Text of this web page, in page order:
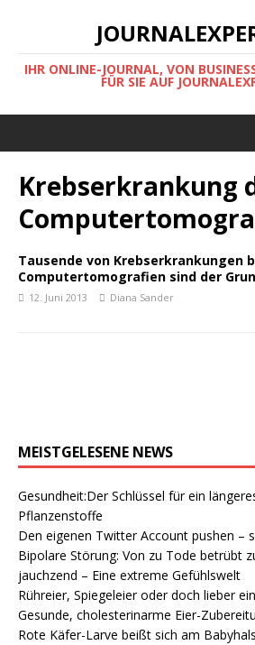
IHR ONLINE-JOURNAL, VON
FÜR SIE AUF
Krebserkrankung
Tausende von Krebserkrankungen
Computertomografien sind der
12. Juni 2013 Diana Sander
MEISTGELESENE NEWS
Gesundheit:Der Schlüssel für ein
Pflanzenstoffe
Den eigenen Twitter Account pushen –
Bipolare Störung: Von zu Tode betrübt
jauchzend – Eine extreme Gefühlswelt
Rühreier, Spiegeleier oder doch lieber
Gesunde, cholesterinarme Eier-
Rote Käfer-Larve beißt sich am